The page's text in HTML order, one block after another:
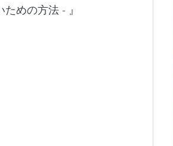
めの方法 - 』